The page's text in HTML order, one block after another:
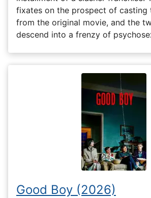
fixates on the prospect of casting
from the original movie, and the
descend into a frenzy of
Good Boy (2026)